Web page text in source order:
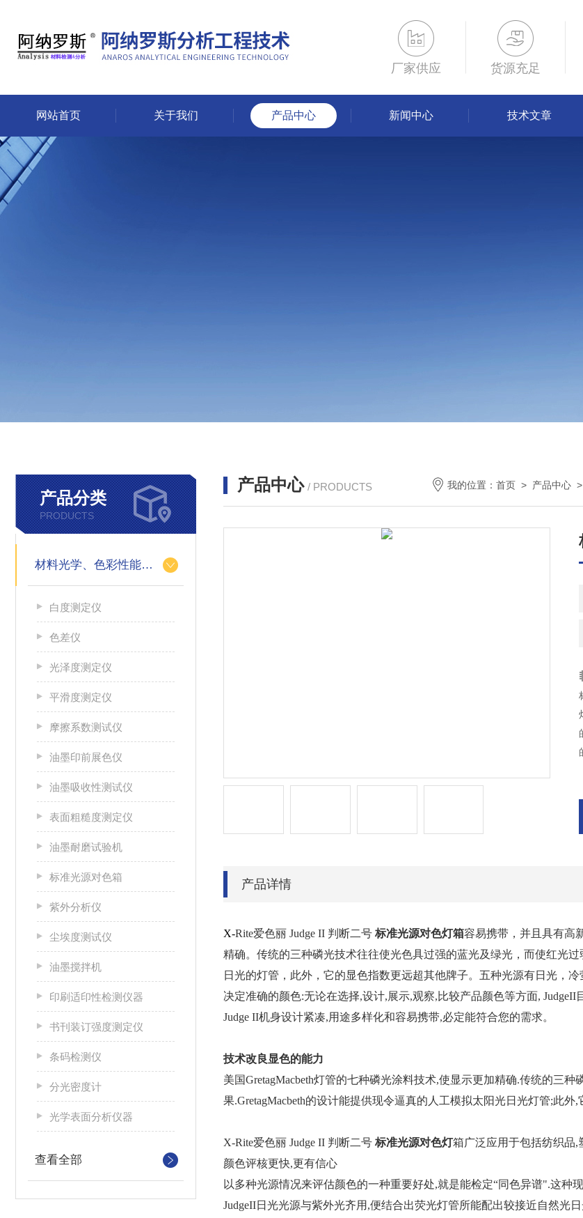
厂家供应 货源充足
网站首页 关于我们 产品中心 新闻中心 技术文章
产品分类
PRODUCTS
材料光学、色彩性能的测定
白度测定仪
色差仪
光泽度测定仪
平滑度测定仪
摩擦系数测试仪
油墨印前展色仪
油墨吸收性测试仪
表面粗糙度测定仪
油墨耐磨试验机
标准光源对色箱
紫外分析仪
尘埃度测试仪
油墨搅拌机
印刷适印性检测仪器
书刊装订强度测定仪
条码检测仪
分光密度计
光学表面分析仪器
查看全部
产品中心 / PRODUCTS 我的位置： 首页 > 产品中心 >
产品详情
X-Rite爱色丽 Judge II 判断二号 标准光源对色灯箱容易携带，并且具有高
精确。传统的三种磷光技术往往使光色具过强的蓝光及绿光，而使红光
日光的灯管，此外，它的显色指数更远超其他牌子。五种光源有日光，
决定准确的颜色:无论在选择,设计,展示,观察,比较产品颜色等方面,
Judge II机身设计紧凑,用途多样化和容易携带,必定能符合您的需求。
技术改良显色的能力
美国GretagMacbeth灯管的七种磷光涂料技术,使显示更加精确.传统的三
果.GretagMacbeth的设计能提供现令逼真的人工模拟太阳光日光灯管;此外
X-Rite爱色丽 Judge II 判断二号 标准光源对色灯箱广泛应用于包括纺织品,
颜色评核更快,更有信心
以多种光源情况来评估颜色的一种重要好处,就是能检定“同色异谱".这
JudgeII日光光源与紫外光齐用,便结合出荧光灯管所能配出较接近自然光